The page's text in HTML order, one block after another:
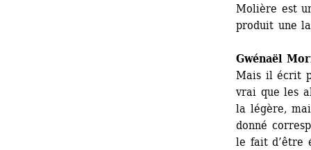
Molière est
produit une
Gwénaël
Mais il écrit
vrai que les
la légère,
donné
le fait d’être